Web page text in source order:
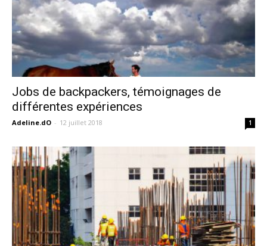
Jobs de backpackers, témoignages de
différentes expériences
Adeline.dO - 12 juillet 2018 1